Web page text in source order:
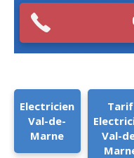
Electricien
Val-de-
Marne
Tarif
Val-